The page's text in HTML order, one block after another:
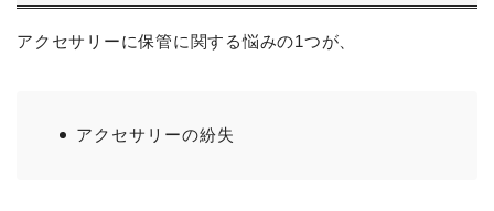
アクセサリーに保管に関する悩みの1つが、
アクセサリーの紛失